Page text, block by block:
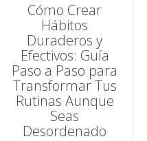
Cómo Crear
Hábitos
Duraderos y
Efectivos: Guía
Paso a Paso para
Transformar Tus
Rutinas Aunque
Seas
Desordenado